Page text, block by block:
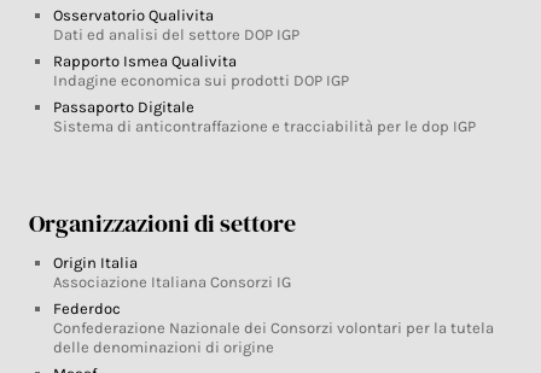
Osservatorio Qualivita
Dati ed analisi del settore DOP IGP
Rapporto Ismea Qualivita
Indagine economica sui prodotti DOP IGP
Passaporto Digitale
Sistema di anticontraffazione e tracciabilità per le dop IGP
Organizzazioni di settore
Origin Italia
Associazione Italiana Consorzi IG
Federdoc
Confederazione Nazionale dei Consorzi volontari per la tutela
delle denominazioni di origine